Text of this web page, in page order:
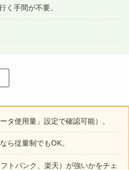
く手間が不要。
タ使用量」設定で確認可能）。
ら従量制でもOK。
トバンク、楽天）が強いかをチェ